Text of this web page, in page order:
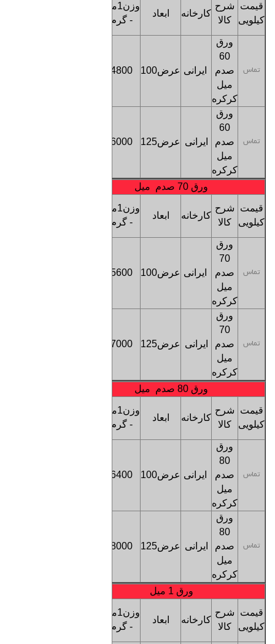
قیمت
کیلویی
شرح
کالا
کارخانه ابعاد
وزن1متر
- گرم
تماس
ورق
60
صدم
میل
کرکره
ایرانی عرض100 4800
تماس
ورق
60
صدم
میل
کرکره
ایرانی عرض125 6000
ورق 70 صدم میل
قیمت
کیلویی
شرح
کالا
کارخانه ابعاد
وزن1متر
- گرم
تماس
ورق
70
صدم
میل
کرکره
ایرانی عرض100 5600
تماس
ورق
70
صدم
میل
کرکره
ایرانی عرض125 7000
ورق 80 صدم میل
قیمت
کیلویی
شرح
کالا
کارخانه ابعاد
وزن1متر
- گرم
تماس
ورق
80
صدم
میل
کرکره
ایرانی عرض100 6400
تماس
ورق
80
صدم
میل
کرکره
ایرانی عرض125 8000
ورق 1 میل
قیمت
کیلویی
شرح
کالا
کارخانه ابعاد
وزن1متر
- گرم